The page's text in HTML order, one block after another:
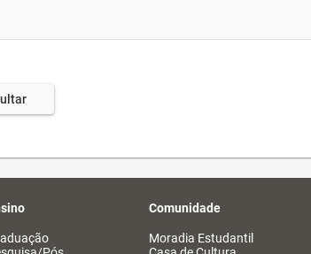
Comunidade
Moradia Estudantil